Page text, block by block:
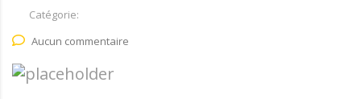
Catégorie:
Aucun commentaire